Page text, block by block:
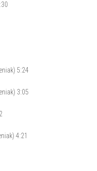
5:24
3:05
4:21